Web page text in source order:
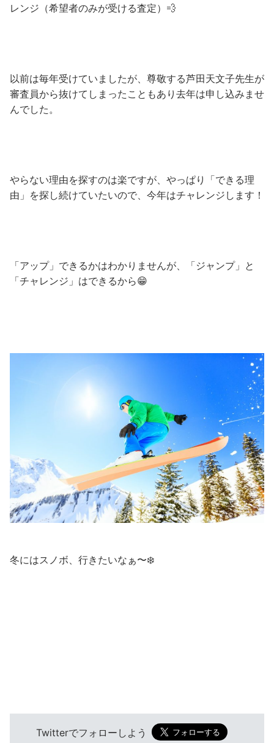
レンジ（希望者のみが受ける査定）💨
以前は毎年受けていましたが、尊敬する芦田天文子先生が
審査員から抜けてしまったこともあり去年は申し込みませ
んでした。
やらない理由を探すのは楽ですが、やっぱり「できる理
由」を探し続けていたいので、今年はチャレンジします！
「アップ」できるかはわかりませんが、「ジャンプ」と
「チャレンジ」はできるから😁
冬にはスノボ、行きたいなぁ〜❄️
Twitterでフォローしよう